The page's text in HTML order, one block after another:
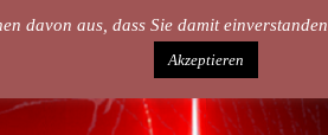
davon aus, dass Sie damit
Akzeptieren